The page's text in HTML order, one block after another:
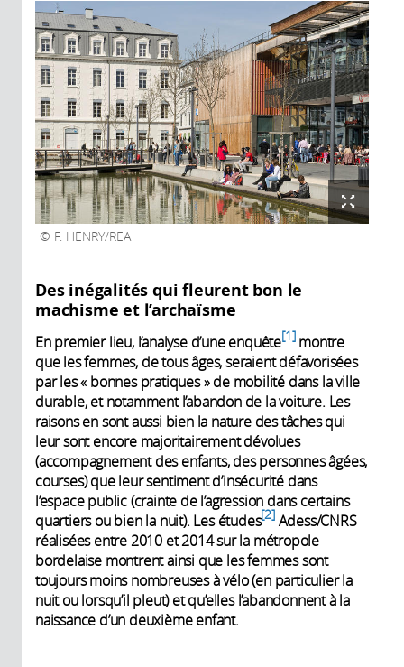
F. HENRY/REA
Des inégalités qui fleurent bon le
machisme et l’archaïsme
En premier lieu, l’analyse d’une enquête 1 montre
que les femmes, de tous âges, seraient défavorisées
par les « bonnes pratiques » de mobilité dans la ville
durable, et notamment l’abandon de la voiture. Les
raisons en sont aussi bien la nature des tâches qui
leur sont encore majoritairement dévolues
(accompagnement des enfants, des personnes âgées,
courses) que leur sentiment d’insécurité dans
l’espace public (crainte de l’agression dans certains
quartiers ou bien la nuit). Les études 2 Adess/CNRS
réalisées entre 2010 et 2014 sur la métropole
bordelaise montrent ainsi que les femmes sont
toujours moins nombreuses à vélo (en particulier la
nuit ou lorsqu’il pleut) et qu’elles l’abandonnent à la
naissance d’un deuxième enfant.